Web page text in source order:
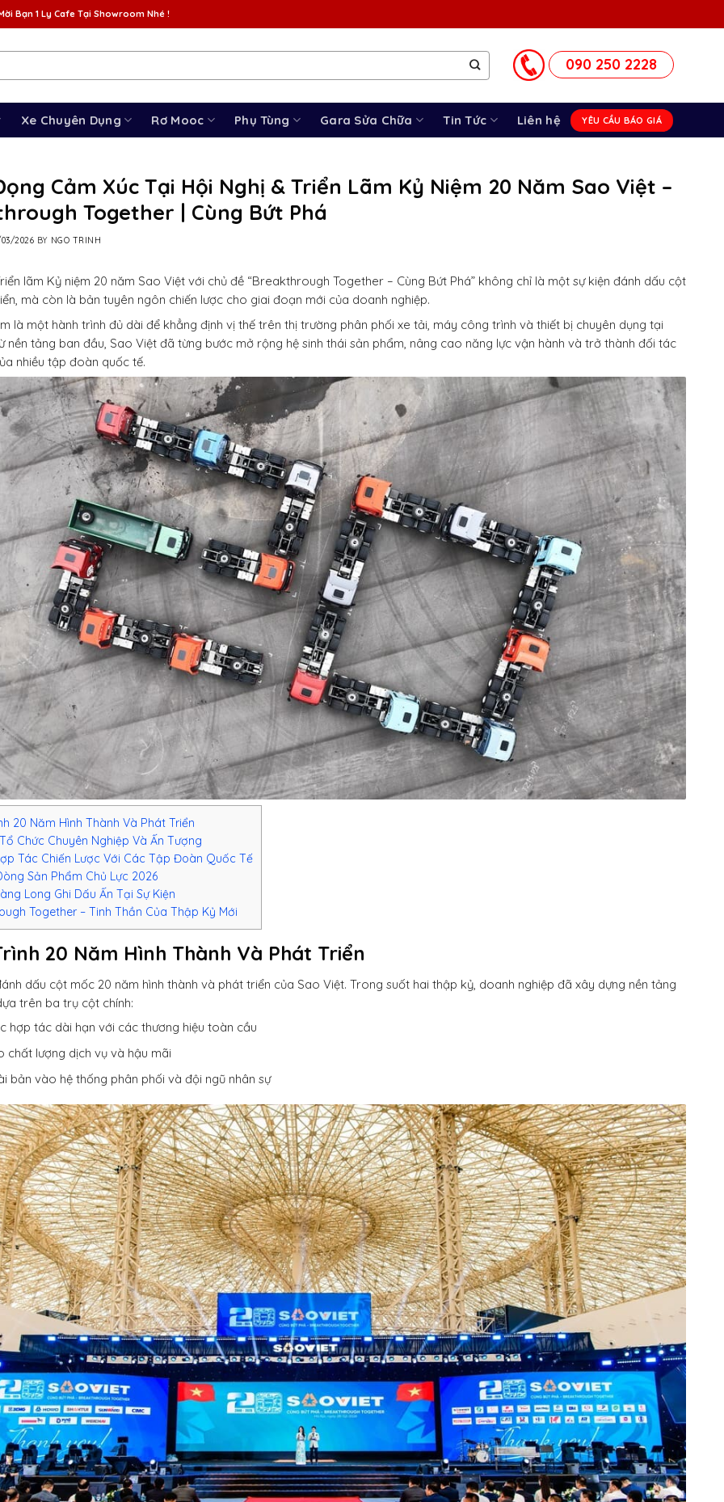
Bạn 1 Ly Cafe Tại Showroom Nhé !
090 250 2228
Xe Chuyên Dụng Rơ Mooc Phụ Tùng Gara Sửa Chữa Tin Tức Liên hệ YÊU CẦU BÁO GIÁ
Cảm Xúc Tại Hội Nghị & Triển Lãm Kỷ Niệm 20 Năm Sao Việt –
Together | Cùng Bứt Phá
2026 BY NGO TRINH
lãm Kỷ niệm 20 năm Sao Việt với chủ đề “Breakthrough Together – Cùng Bứt Phá” không chỉ là một sự kiện đánh dấu cột
mà còn là bản tuyên ngôn chiến lược cho giai đoạn mới của doanh nghiệp.
là một hành trình đủ dài để khẳng định vị thế trên thị trường phân phối xe tải, máy công trình và thiết bị chuyên dụng tại
nền tảng ban đầu, Sao Việt đã từng bước mở rộng hệ sinh thái sản phẩm, nâng cao năng lực vận hành và trở thành đối tác
nhiều tập đoàn quốc tế.
20 Năm Hình Thành Và Phát Triển
Chức Chuyên Nghiệp Và Ấn Tượng
Tác Chiến Lược Với Các Tập Đoàn Quốc Tế
Sản Phẩm Chủ Lực 2026
Long Ghi Dấu Ấn Tại Sự Kiện
Together – Tinh Thần Của Thập Kỷ Mới
20 Năm Hình Thành Và Phát Triển
dấu cột mốc 20 năm hình thành và phát triển của Sao Việt. Trong suốt hai thập kỷ, doanh nghiệp đã xây dựng nền tảng
trên ba trụ cột chính:
hợp tác dài hạn với các thương hiệu toàn cầu
chất lượng dịch vụ và hậu mãi
bản vào hệ thống phân phối và đội ngũ nhân sự